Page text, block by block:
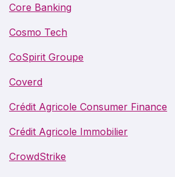
Core Banking
Cosmo Tech
CoSpirit Groupe
Coverd
Crédit Agricole Consumer Finance
Crédit Agricole Immobilier
CrowdStrike